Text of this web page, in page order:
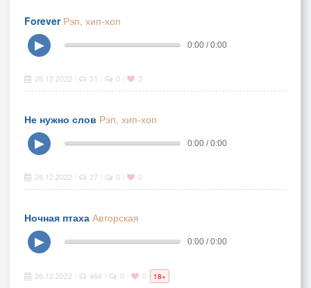
Forever Рэп, хип-хоп
▶
0:00 / 0:00
26.12.2022 31 0 2
Не нужно слов Рэп, хип-хоп
▶
0:00 / 0:00
26.12.2022 27 0 0
Ночная птаха Авторская
▶
0:00 / 0:00
26.12.2022 464 0 0 18+